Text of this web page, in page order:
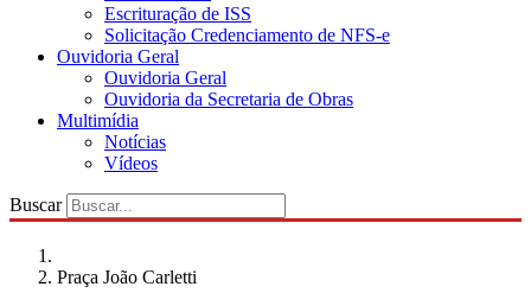
Escrituração de ISS
Solicitação Credenciamento de NFS-e
Ouvidoria Geral
Ouvidoria Geral
Ouvidoria da Secretaria de Obras
Multimídia
Notícias
Vídeos
Buscar
Praça João Carletti